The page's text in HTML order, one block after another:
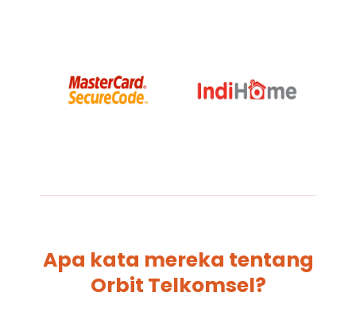
Apa kata mereka tentang
Orbit Telkomsel?